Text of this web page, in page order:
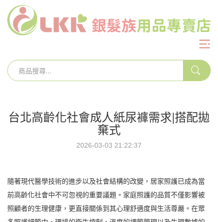
台北高齡化社會成人紙尿褲需求|搭配拋
棄式
2026-03-03 21:22:37
隨著現代醫學技術的進步以及社會結構的改變，居家照護已成為當
前高齡化社會中不可忽視的重要議題。家庭照護的品質不僅影響被
照顧者的生理健康，更直接關係到其心理舒適度與生活尊嚴。在眾